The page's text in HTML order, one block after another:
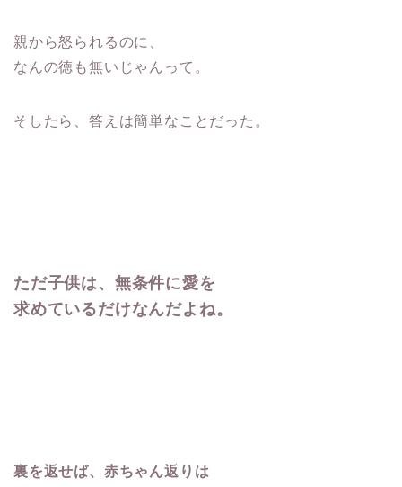
親から怒られるのに、
なんの徳も無いじゃんって。
そしたら、答えは簡単なことだった。
ただ子供は、無条件に愛を
求めているだけなんだよね。
裏を返せば、赤ちゃん返りは